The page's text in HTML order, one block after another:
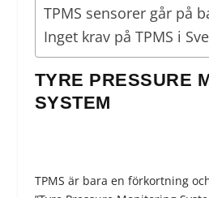
TPMS sensorer går på
Inget krav på TPMS i
TYRE PRESSURE
SYSTEM
TPMS är bara en förkortning